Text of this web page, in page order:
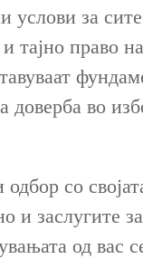
услови за
право на
доверба во
со
и заслугите
од вас